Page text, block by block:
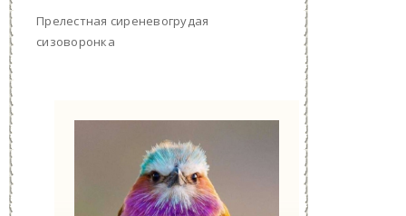
Прелестная сиреневогрудая
сизоворонка